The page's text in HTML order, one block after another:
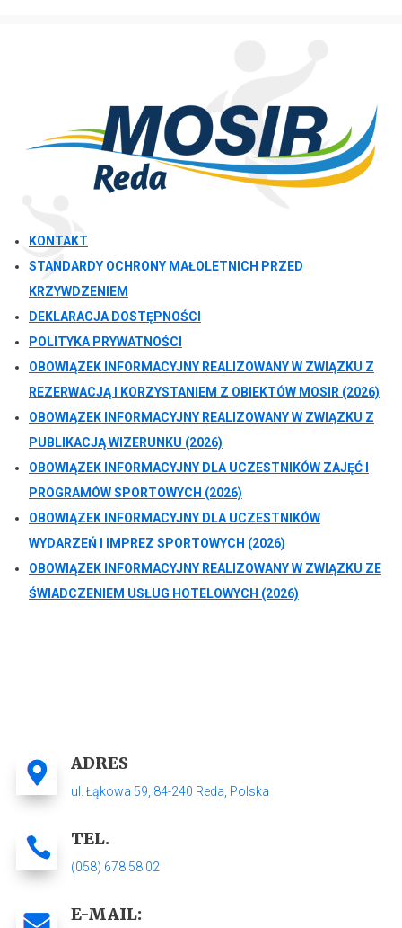
KONTAKT
STANDARDY OCHRONY MAŁOLETNICH PRZED
KRZYWDZENIEM
DEKLARACJA DOSTĘPNOŚCI
POLITYKA PRYWATNOŚCI
OBOWIĄZEK INFORMACYJNY REALIZOWANY W ZWIĄZKU Z
REZERWACJĄ I KORZYSTANIEM Z OBIEKTÓW MOSIR (2026)
OBOWIĄZEK INFORMACYJNY REALIZOWANY W ZWIĄZKU Z
PUBLIKACJĄ WIZERUNKU (2026)
OBOWIĄZEK INFORMACYJNY DLA UCZESTNIKÓW ZAJĘĆ I
PROGRAMÓW SPORTOWYCH (2026)
OBOWIĄZEK INFORMACYJNY DLA UCZESTNIKÓW
WYDARZEŃ I IMPREZ SPORTOWYCH (2026)
OBOWIĄZEK INFORMACYJNY REALIZOWANY W ZWIĄZKU ZE
ŚWIADCZENIEM USŁUG HOTELOWYCH (2026)
ADRES
ul. Łąkowa 59, 84-240 Reda , Polska
TEL.
(058) 678 58 02
E-MAIL: